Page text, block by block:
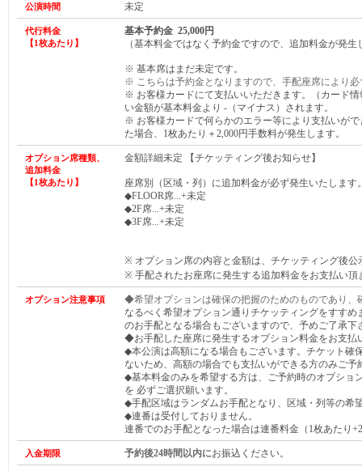
公演時間 未定
代行料金
【1枚あたり】
基本予約金 25,000円
（基本料金ではなく予約金ですので、追加料金が発生
※ 基本席はまだ未定です。
※ こちらは予約金となりますので、手配座席により
※ お客様カードにて支払いいただきます。（カード
い金額が基本料金より -（マイナス）されます。
※ お客様カードで何らかのエラー等により支払いが
た場合、1枚あたり＋2,000円手数料が発生します。
オプション席種類、
追加料金
【1枚あたり】
金額詳細未定 【チケッティング後お知らせ】
座席別（区域・列）に追加料金が必ず発生いたします
◆FLOOR席...+未定
◆2F席...+未定
◆3F席...+未定
※ オプション席の内容と金額は、チケッティング後公
※ 手配されたお座席に発生する追加料金をお支払い頂
オプション注意事項
◆希望オプションは確保の把握のためのものであり、
なるべく希望オプション通りチケッティングをすす
のお手配となる場合もございますので、予めご了承下
◆お手配した座席に発生するオプション料金をお支払
◆本公演は高額になる場合もございます。チケット確
ないため、高額の場合でも支払いができる方のみご予
◆基本料金のみを希望する方は、ご予約時のオプショ
を 必ずご選択願います。
◆手配区域はランダムお手配となり、区域・列等の希
◆連番は受付しておりません。
連番でのお手配となった場合は連番料金（1枚あたり
入金期限 予約後24時間以内にお振込ください。